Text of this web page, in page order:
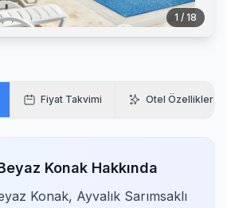
1 / 18
Fiyat Takvimi Otel Özellikleri
Konak Hakkında
Konak, Ayvalık Sarımsaklı